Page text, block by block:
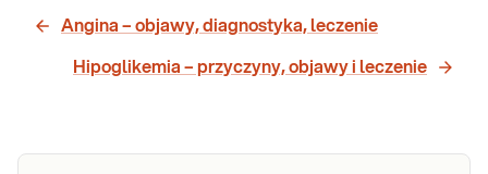
Angina – objawy, diagnostyka, leczenie
Hipoglikemia – przyczyny, objawy i leczenie